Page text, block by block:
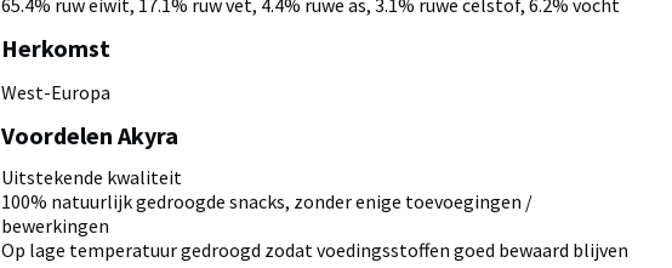
65.4% ruw eiwit, 17.1% ruw vet, 4.4% ruwe as, 3.1% ruwe celstof, 6.2% vocht
Herkomst
West-Europa
Voordelen Akyra
Uitstekende kwaliteit
100% natuurlijk gedroogde snacks, zonder enige toevoegingen /
bewerkingen
Op lage temperatuur gedroogd zodat voedingsstoffen goed bewaard blijven